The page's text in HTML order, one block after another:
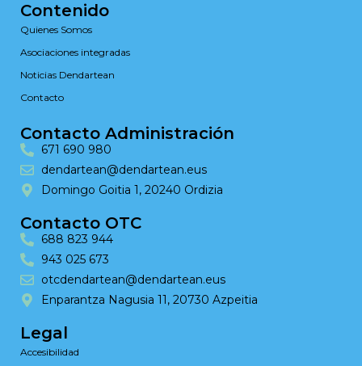
Contenido
Quienes Somos
Asociaciones integradas
Noticias Dendartean
Contacto
Contacto Administración
671 690 980
dendartean@dendartean.eus
Domingo Goitia 1, 20240 Ordizia
Contacto OTC
688 823 944
943 025 673
otcdendartean@dendartean.eus
Enparantza Nagusia 11, 20730 Azpeitia
Legal
Accesibilidad